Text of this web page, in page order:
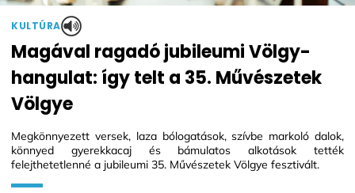
KULTÚRA
Magával ragadó jubileumi Völgy-
hangulat: így telt a 35. Művészetek
Völgye
Megkönnyezett versek, laza bólogatások, szívbe markoló dalok,
könnyed gyerekkacaj és bámulatos alkotások tették
felejthetetlenné a jubileumi 35. Művészetek Völgye fesztivált.